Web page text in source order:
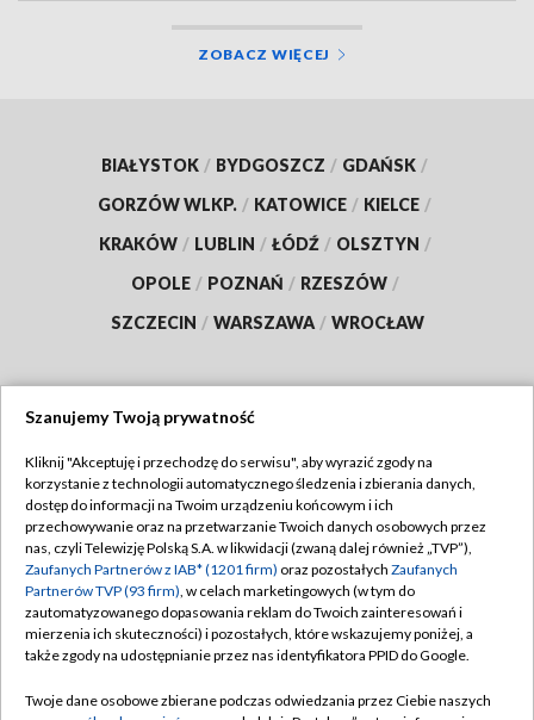
ZOBACZ WIĘCEJ
BIAŁYSTOK / BYDGOSZCZ / GDAŃSK /
GORZÓW WLKP. / KATOWICE / KIELCE /
KRAKÓW / LUBLIN / ŁÓDŹ / OLSZTYN /
OPOLE / POZNAŃ / RZESZÓW /
SZCZECIN / WARSZAWA / WROCŁAW
TVP
Abonament TVP
Emisja w TVP
Centrum informacji TVP
Naziemna Telewizja Cyfrowa
Regulamin TVP
Polityka prywatności
Moje zgody
Pomoc
Szanujemy Twoją prywatność
Kliknij "Akceptuję i przechodzę do serwisu", aby wyrazić zgody na
korzystanie z technologii automatycznego śledzenia i zbierania danych,
dostęp do informacji na Twoim urządzeniu końcowym i ich
przechowywanie oraz na przetwarzanie Twoich danych osobowych przez
nas, czyli Telewizję Polską S.A. w likwidacji (zwaną dalej również „TVP”),
Zaufanych Partnerów z IAB* (1201 firm) oraz pozostałych Zaufanych
Partnerów TVP (93 firm), w celach marketingowych (w tym do
zautomatyzowanego dopasowania reklam do Twoich zainteresowań i
mierzenia ich skuteczności) i pozostałych, które wskazujemy poniżej, a
także zgody na udostępnianie przez nas identyfikatora PPID do Google.
Twoje dane osobowe zbierane podczas odwiedzania przez Ciebie naszych